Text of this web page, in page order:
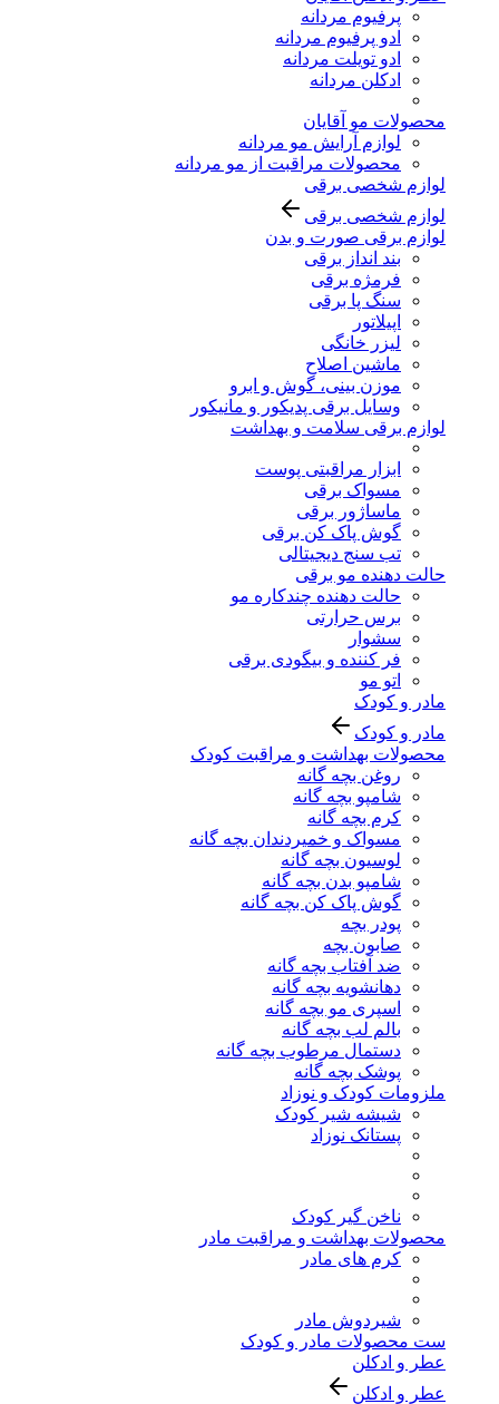
پرفیوم مردانه
ادو پرفیوم مردانه
ادو تویلت مردانه
ادکلن مردانه
محصولات مو آقایان
لوازم آرایش مو مردانه
محصولات مراقبت از مو مردانه
لوازم شخصی برقی
لوازم شخصی برقی
لوازم برقی صورت و بدن
بند انداز برقی
فرمژه برقی
سنگ پا برقی
اپیلاتور
لیزر خانگی
ماشین اصلاح
موزن بینی، گوش و ابرو
وسایل برقی پدیکور و مانیکور
لوازم برقی سلامت و بهداشت
ابزار مراقبتی پوست
مسواک برقی
ماساژور برقی
گوش پاک کن برقی
تب سنج دیجیتالی
حالت دهنده مو برقی
حالت دهنده چندکاره مو
برس حرارتی
سشوار
فر کننده و بیگودی برقی
اتو مو
مادر و کودک
مادر و کودک
محصولات بهداشت و مراقبت کودک
روغن بچه گانه
شامپو بچه گانه
کرم بچه گانه
مسواک و خمیردندان بچه گانه
لوسیون بچه گانه
شامپو بدن بچه گانه
گوش پاک کن بچه گانه
پودر بچه
صابون بچه
ضد آفتاب بچه گانه
دهانشویه بچه گانه
اسپری مو بچه گانه
بالم لب بچه گانه
دستمال مرطوب بچه گانه
پوشک بچه گانه
ملزومات کودک و نوزاد
شیشه شیر کودک
پستانک نوزاد
ناخن گیر کودک
محصولات بهداشت و مراقبت مادر
کرم های مادر
شیردوش مادر
ست محصولات مادر و کودک
عطر و ادکلن
عطر و ادکلن